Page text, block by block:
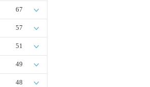
67
57
51
49
48